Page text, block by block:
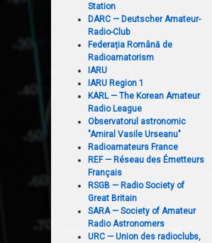
Station
DARC — Deutscher Amateur-
Radio-Club
Federația Română de
Radioamatorism
IARU
IARU Region 1
KARL — The Korean Amateur
Radio League
Observatorul astronomic
"Amiral Vasile Urseanu"
Radioamateurs France
REF — Réseau des Émetteurs
Français
RSGB — Radio Society of
Great Britain
SARA — Society of Amateur
Radio Astronomers
URC — Union des radioclubs,